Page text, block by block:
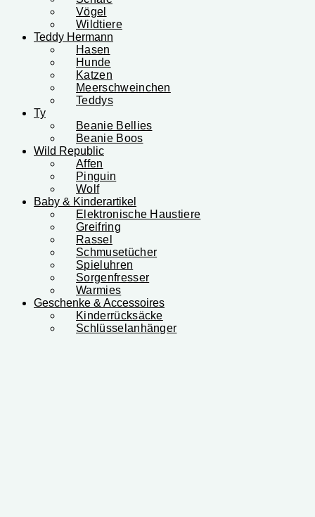
Vögel
Wildtiere
Teddy Hermann
Hasen
Hunde
Katzen
Meerschweinchen
Teddys
Ty
Beanie Bellies
Beanie Boos
Wild Republic
Affen
Pinguin
Wolf
Baby & Kinderartikel
Elektronische Haustiere
Greifring
Rassel
Schmusetücher
Spieluhren
Sorgenfresser
Warmies
Geschenke & Accessoires
Kinderrücksäcke
Schlüsselanhänger